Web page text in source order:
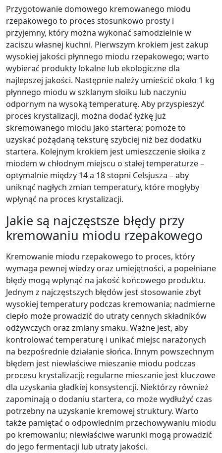
Przygotowanie domowego kremowanego miodu
rzepakowego to proces stosunkowo prosty i
przyjemny, który można wykonać samodzielnie w
zaciszu własnej kuchni. Pierwszym krokiem jest zakup
wysokiej jakości płynnego miodu rzepakowego; warto
wybierać produkty lokalne lub ekologiczne dla
najlepszej jakości. Następnie należy umieścić około 1 kg
płynnego miodu w szklanym słoiku lub naczyniu
odpornym na wysoką temperaturę. Aby przyspieszyć
proces krystalizacji, można dodać łyżkę już
skremowanego miodu jako startera; pomoże to
uzyskać pożądaną teksturę szybciej niż bez dodatku
startera. Kolejnym krokiem jest umieszczenie słoika z
miodem w chłodnym miejscu o stałej temperaturze –
optymalnie między 14 a 18 stopni Celsjusza – aby
uniknąć nagłych zmian temperatury, które mogłyby
wpłynąć na proces krystalizacji.
Jakie są najczęstsze błędy przy
kremowaniu miodu rzepakowego
Kremowanie miodu rzepakowego to proces, który
wymaga pewnej wiedzy oraz umiejętności, a popełniane
błędy mogą wpłynąć na jakość końcowego produktu.
Jednym z najczęstszych błędów jest stosowanie zbyt
wysokiej temperatury podczas kremowania; nadmierne
ciepło może prowadzić do utraty cennych składników
odżywczych oraz zmiany smaku. Ważne jest, aby
kontrolować temperaturę i unikać miejsc narażonych
na bezpośrednie działanie słońca. Innym powszechnym
błędem jest niewłaściwe mieszanie miodu podczas
procesu krystalizacji; regularne mieszanie jest kluczowe
dla uzyskania gładkiej konsystencji. Niektórzy również
zapominają o dodaniu startera, co może wydłużyć czas
potrzebny na uzyskanie kremowej struktury. Warto
także pamiętać o odpowiednim przechowywaniu miodu
po kremowaniu; niewłaściwe warunki mogą prowadzić
do jego fermentacji lub utraty jakości.